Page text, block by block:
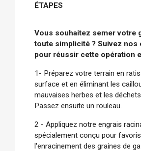
ÉTAPES
Vous souhaitez semer votre
toute simplicité ? Suivez nos
pour réussir cette opération
1- Préparez votre terrain en
surface et en éliminant les
mauvaises herbes et les
Passez ensuite un rouleau.
2 - Appliquez notre engrais
spécialement conçu pour
l'enracinement des graines de